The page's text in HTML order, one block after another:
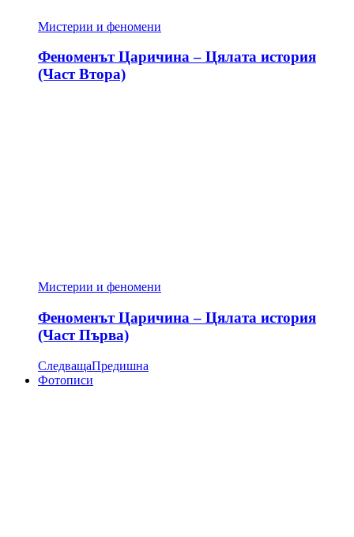
Мистерии и феномени
Феноменът Царичина – Цялата история
(Част Втора)
Мистерии и феномени
Феноменът Царичина – Цялата история
(Част Първа)
СледващаПредишна
Фотописи